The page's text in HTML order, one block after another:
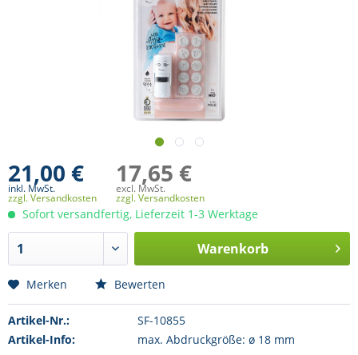
21,00 €
inkl. MwSt.
zzgl. Versandkosten
17,65 €
excl. MwSt.
zzgl. Versandkosten
Sofort versandfertig, Lieferzeit 1-3 Werktage
Warenkorb
Merken Bewerten
Artikel-Nr.:
SF-10855
Artikel-Info:
max. Abdruckgröße: ø 18 mm